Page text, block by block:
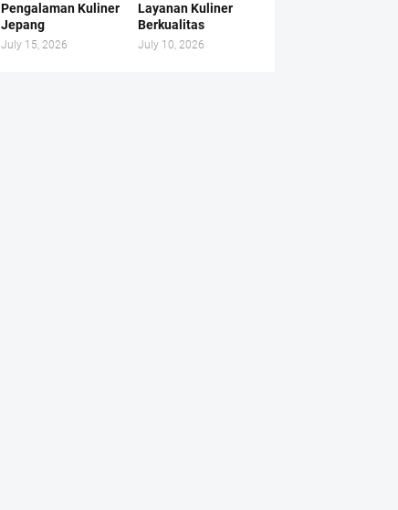
Pengalaman Kuliner
Jepang
July 15, 2026
Layanan Kuliner
Berkualitas
July 10, 2026